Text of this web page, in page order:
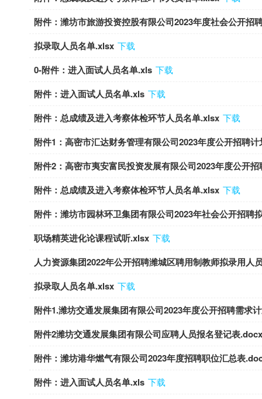
附件：潍坊市旅游投资控股有限公司2023年度社会公开招
拟录取人员名单.xlsx 下载
0-附件：进入面试人员名单.xls 下载
附件：进入面试人员名单.xls 下载
附件：总成绩及进入考察体检环节人员名单.xlsx 下载
附件1：高密市汇达财务管理有限公司2023年度公开招聘
附件2：高密市夷安富民投资发展有限公司2023年度公开
附件：总成绩及进入考察体检环节人员名单.xlsx 下载
附件：潍坊市园林环卫集团有限公司2023年社会公开招聘
职场精英进化论课程试听.xlsx 下载
人力资源集团2022年公开招聘潍城区聘用制教师拟录用人
拟录取人员名单.xlsx 下载
附件1.潍坊交通发展集团有限公司2023年度公开招聘需求
附件2潍坊交通发展集团有限公司应聘人员报名登记表.docx
附件：潍坊港华燃气有限公司2023年度招聘职位汇总表
附件：进入面试人员名单.xls 下载